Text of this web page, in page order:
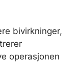
bivirkninger,
operasjonen